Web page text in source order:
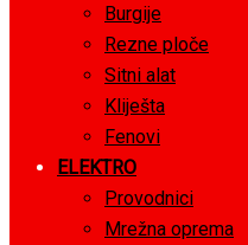
Burgije
Rezne ploče
Sitni alat
Kliješta
Fenovi
ELEKTRO
Provodnici
Mrežna oprema